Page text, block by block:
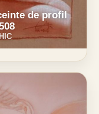
de profil